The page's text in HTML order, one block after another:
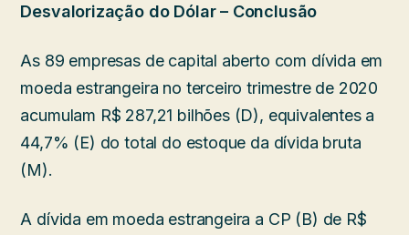
Desvalorização do Dólar – Conclusão
As 89 empresas de capital aberto com dívida em
moeda estrangeira no terceiro trimestre de 2020
acumulam R$ 287,21 bilhões (D), equivalentes a
44,7% (E) do total do estoque da dívida bruta
(M).
A dívida em moeda estrangeira a CP (B) de R$